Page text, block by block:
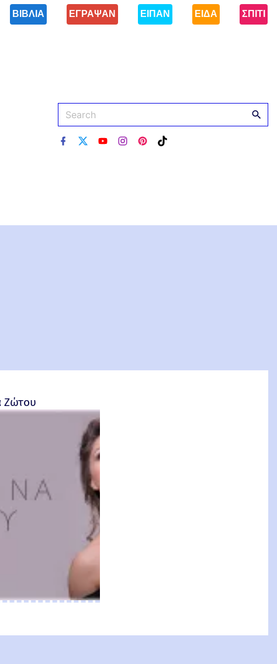
ΒΙΒΛΙΑ ΕΓΡΑΨΑΝ ΕΙΠΑΝ ΕΙΔΑ ΣΠΙΤΙ
Φακιολάς, Ομότιμος Καθηγητής ΕΜΠ
Ζώτου